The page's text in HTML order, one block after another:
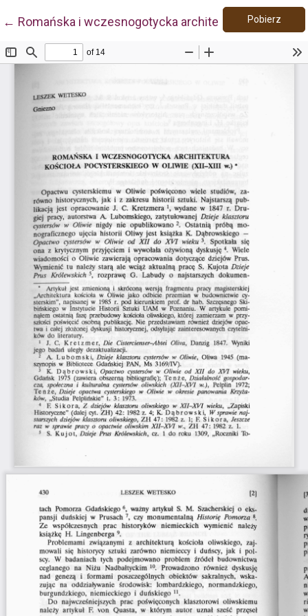
← Wróć do szczegółów artykułu
Romańska i wczesnogotycka architektura kościoła
Pobierz